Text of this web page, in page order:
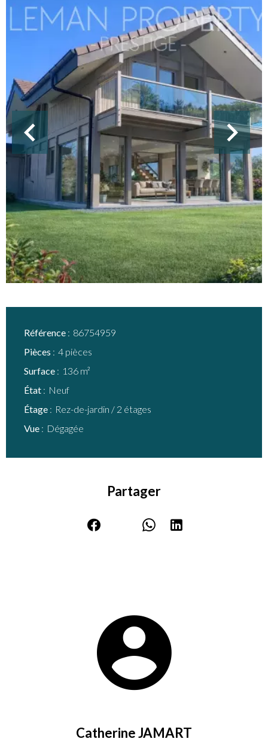
Référence
86754959
Pièces
4 pièces
Surface
136 m²
État
Neuf
Étage
Rez-de-jardin / 2 étages
Vue
Dégagée
Partager
Catherine JAMART